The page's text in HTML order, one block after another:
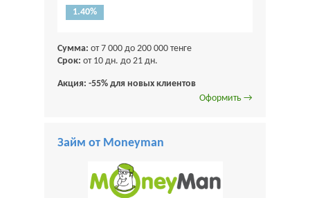
1.40%
Сумма: от 7 000 до 200 000 тенге
Срок: от 10 дн. до 21 дн.
Акция: -55% для новых клиентов
Оформить →
Займ от Moneyman